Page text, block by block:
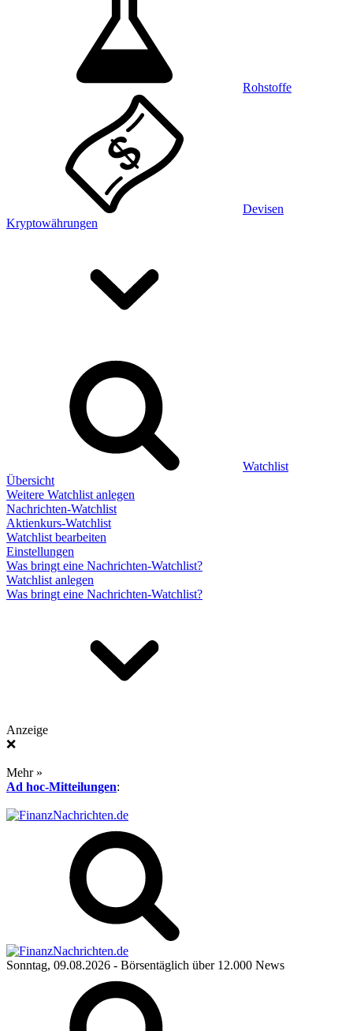
Rohstoffe
Devisen
Kryptowährungen
Watchlist
Übersicht
Weitere Watchlist anlegen
Nachrichten-Watchlist
Aktienkurs-Watchlist
Watchlist bearbeiten
Einstellungen
Was bringt eine Nachrichten-Watchlist?
Watchlist anlegen
Was bringt eine Nachrichten-Watchlist?
Anzeige
❌
Mehr »
Ad hoc-Mitteilungen:
Sonntag, 09.08.2026 - Börsentäglich über 12.000 News